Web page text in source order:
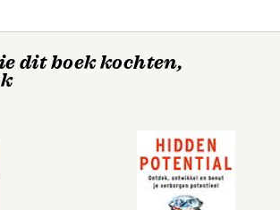
dit boek kochten,